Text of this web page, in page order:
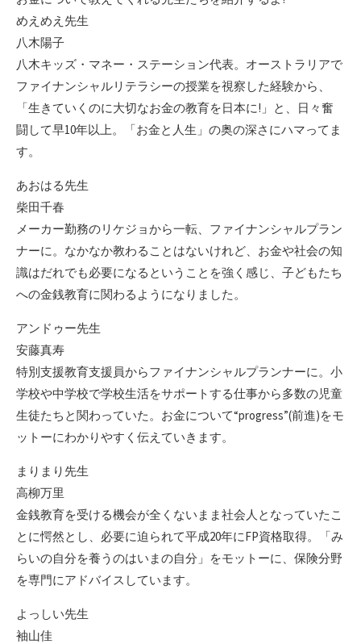
めえめえ先生
八木陽子
八木キッズ・マネー・ステーション代表。オーストラリアで
ファイナンシャルリテラシーの授業を視察した経験から、
「生きていくのに大切なお金の教育を日本に!」と、日々奮
闘して早10年以上。「お金と人生」の奥の深さにハマってま
す。
あおはる先生
柴田千春
メーカー勤務のリケジョから一転、ファイナンシャルプラン
ナーに。なかなか教わることはないけれど、お金や社会の知
識はだれでも必要になるということを強く感じ、子どもたち
への金銭教育に関わるようになりました。
アンドゥー先生
安藤真寿
特別支援教育支援員からファイナンシャルプランナーに。小
学校や中学校で学校生活をサポートする仕事から多数の児童
生徒たちと関わっていた。お金について“progress”(前進)をモ
ットーにわかりやすく伝えていきます。
まりまり先生
高柳万里
金銭教育を受ける機会が全くないまま社会人となっていたこ
とに愕然とし、必要に迫られて平成20年にFP資格取得。「み
らいの自分を養うのはいまの自分」をモットーに、保険分野
を専門にアドバイスしています。
よっしい先生
袖山佳